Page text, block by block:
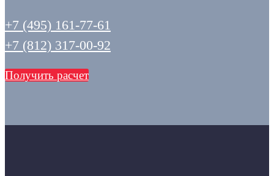
+7 (495) 161-77-61
+7 (812) 317-00-92
Получить расчет